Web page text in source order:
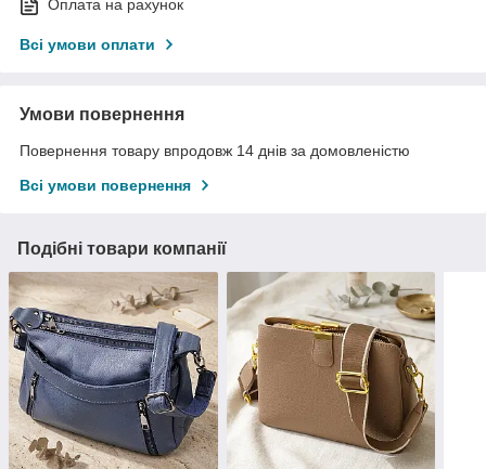
Оплата на рахунок
Всі умови оплати
Умови повернення
Повернення товару впродовж 14 днів за домовленістю
Всі умови повернення
Подібні товари компанії